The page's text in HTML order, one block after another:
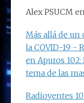
Alex PSUCM
Más allá de un
la COVID-19 -
en Apuros
tema de las
Radioyentes